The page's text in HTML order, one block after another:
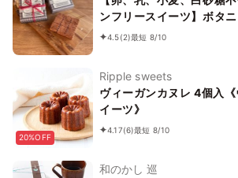
ンフリースイーツ】ボタ
京豆腐生チョコ 《ヴィー
4.5(2)最短 8/10
20%OFF
Ripple sweets
ヴィーガンカヌレ 4個入
イーツ》
4.17(6)最短 8/10
和のかし 巡